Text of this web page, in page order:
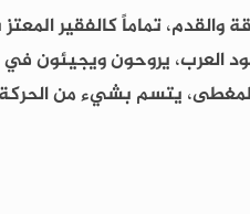
والقدم، تماماً كالفقير
العرب، يروحون
يتسم بشيء من